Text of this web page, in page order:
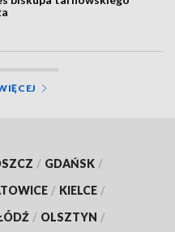
/ GDAŃSK /
/ KIELCE /
/ OLSZTYN /